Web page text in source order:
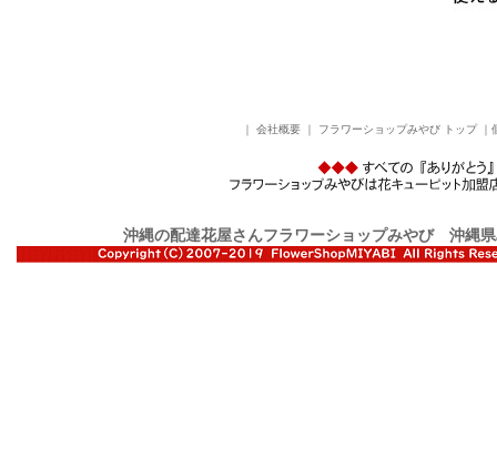
｜ 会社概要｜ フラワーショップみやび トップ｜
沖縄の配達花屋さんフラワーショップみやび沖縄県